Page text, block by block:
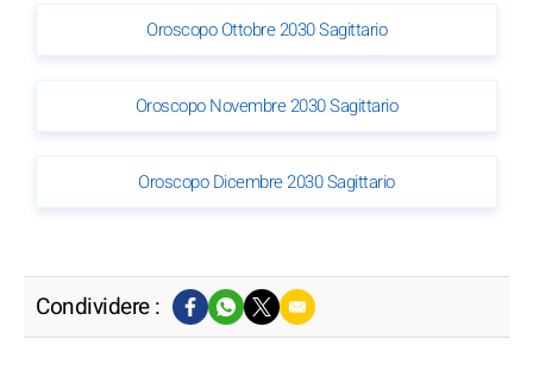
Oroscopo Ottobre 2030 Sagittario
Oroscopo Novembre 2030 Sagittario
Oroscopo Dicembre 2030 Sagittario
Condividere :